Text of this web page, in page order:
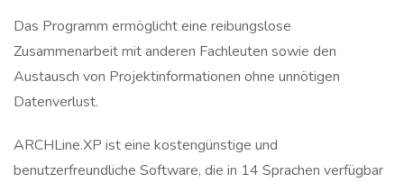
Das Programm ermöglicht eine reibungslose
Zusammenarbeit mit anderen Fachleuten sowie den
Austausch von Projektinformationen ohne unnötigen
Datenverlust.
ARCHLine.XP ist eine kostengünstige und
benutzerfreundliche Software, die in 14 Sprachen verfügbar